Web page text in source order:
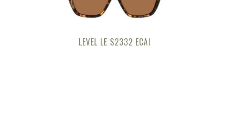
LEVEL LE S2332 ECAI